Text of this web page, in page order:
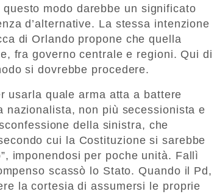
modo darebbe un significato
d’alternative. La stessa intenzione
di Orlando propone che quella
fra governo centrale e regioni. Qui di
si dovrebbe procedere.
usarla quale arma atta a battere
nazionalista, non più secessionista e
della sinistra, che
cui la Costituzione si sarebbe
imponendosi per poche unità. Fallì
scassò lo Stato. Quando il Pd,
la cortesia di assumersi le proprie